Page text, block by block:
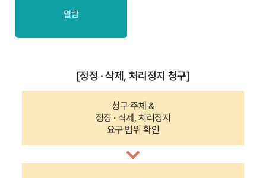
열람
[정정 · 삭제, 처리정지 청구]
청구 주체 &
정정 · 삭제, 처리정지
요구 범위 확인